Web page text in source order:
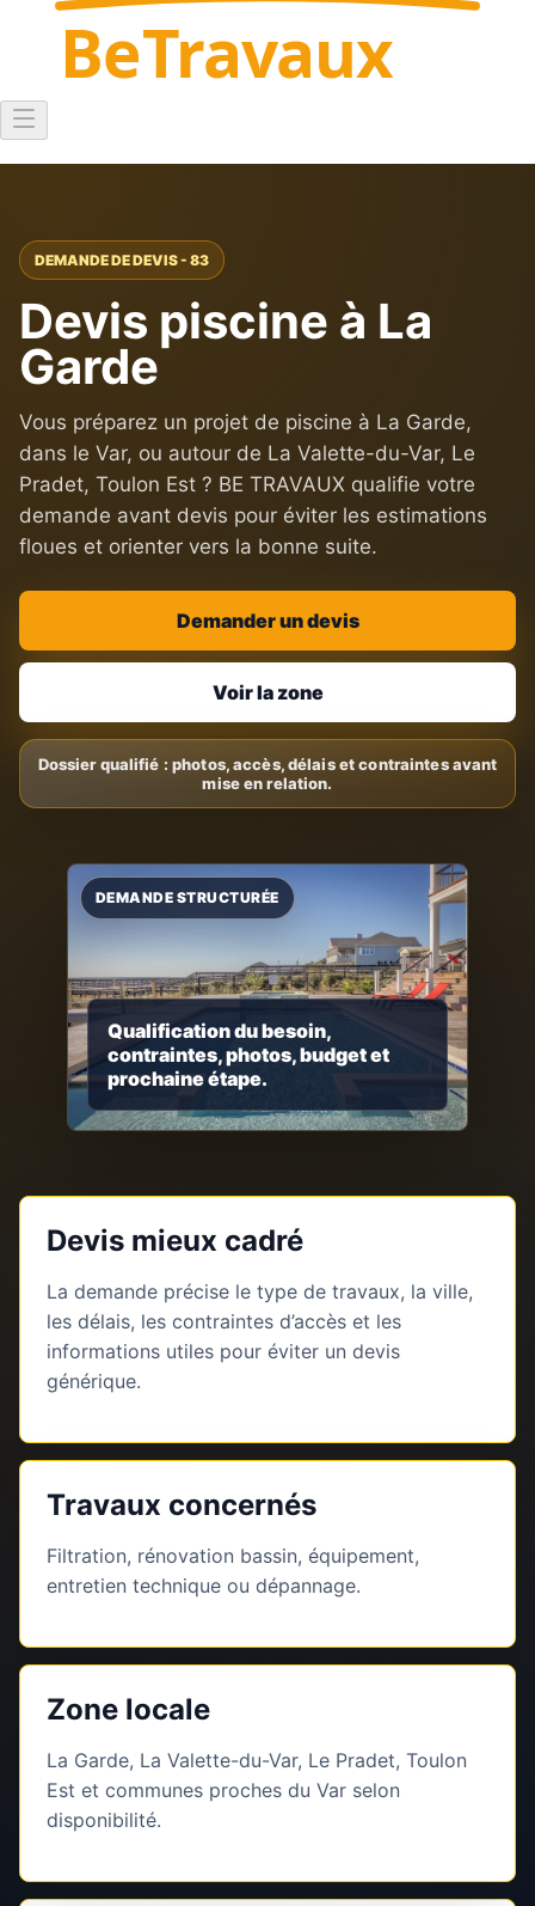
BeTravaux
DEMANDE DE DEVIS - 83
Devis piscine à La
Garde
Vous préparez un projet de piscine à La Garde,
dans le Var, ou autour de La Valette-du-Var, Le
Pradet, Toulon Est ? BE TRAVAUX qualifie votre
demande avant devis pour éviter les estimations
floues et orienter vers la bonne suite.
Demander un devis
Voir la zone
Qualification du besoin,
contraintes, photos, budget et
prochaine étape.
Devis mieux cadré
La demande précise le type de travaux, la ville,
les délais, les contraintes d’accès et les
informations utiles pour éviter un devis
générique.
Travaux concernés
Filtration, rénovation bassin, équipement,
entretien technique ou dépannage.
Zone locale
La Garde, La Valette-du-Var, Le Pradet, Toulon
Est et communes proches du Var selon
disponibilité.